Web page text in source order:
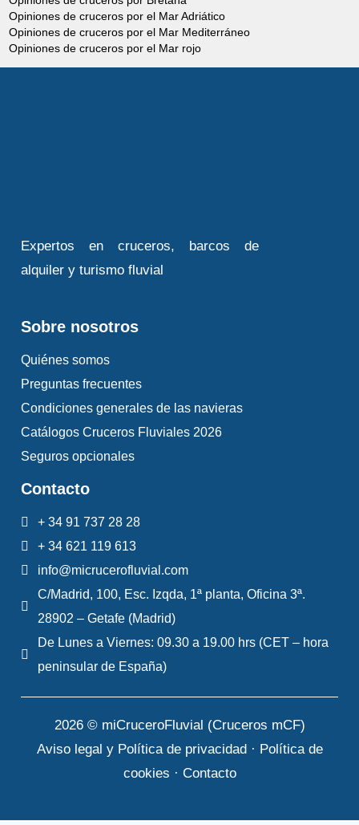
Opiniones de cruceros por el Mar Adriático
Opiniones de cruceros por el Mar Mediterráneo
Opiniones de cruceros por el Mar rojo
Expertos en cruceros, barcos de
alquiler y turismo fluvial
Sobre nosotros
Quiénes somos
Preguntas frecuentes
Condiciones generales de las navieras
Catálogos Cruceros Fluviales 2026
Seguros opcionales
Contacto
+ 34 91 737 28 28
+ 34 621 119 613
info@micrucerofluvial.com
C/Madrid, 100, Esc. Izqda, 1ª planta, Oficina 3ª.
28902 – Getafe (Madrid)
De Lunes a Viernes: 09.30 a 19.00 hrs (CET – hora
peninsular de España)
2026 © miCruceroFluvial (Cruceros mCF)
Aviso legal y Política de privacidad · Política de
cookies · Contacto